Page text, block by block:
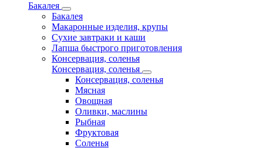
Бакалея
Бакалея
Макаронные изделия, крупы
Сухие завтраки и каши
Лапша быстрого приготовления
Консервация, соленья
Консервация, соленья
Консервация, соленья
Мясная
Овощная
Оливки, маслины
Рыбная
Фруктовая
Соленья